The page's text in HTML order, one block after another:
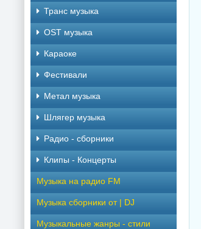
Транс музыка
OST музыка
Караоке
Фестивали
Метал музыка
Шлягер музыка
Радио - сборники
Клипы - Концерты
Музыка на радио FM
Музыка сборники от | DJ
Музыкальные жанры - стили